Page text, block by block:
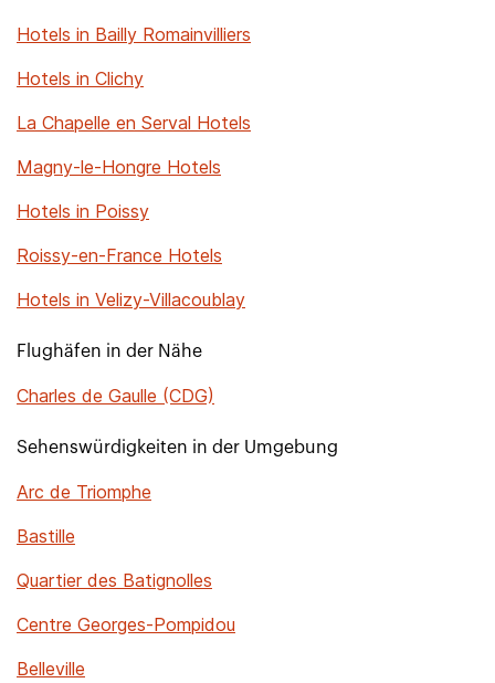
Hotels in Bailly Romainvilliers
Hotels in Clichy
La Chapelle en Serval Hotels
Magny-le-Hongre Hotels
Hotels in Poissy
Roissy-en-France Hotels
Hotels in Velizy-Villacoublay
Flughäfen in der Nähe
Charles de Gaulle (CDG)
Sehenswürdigkeiten in der Umgebung
Arc de Triomphe
Bastille
Quartier des Batignolles
Centre Georges-Pompidou
Belleville